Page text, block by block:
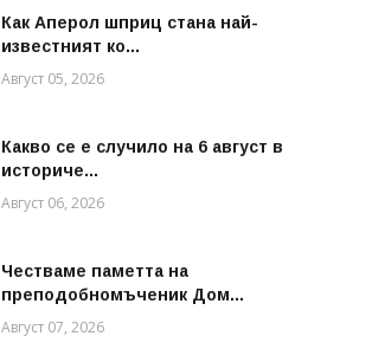
Как Аперол шприц стана най-
известният ко...
Август 05, 2026
Какво се е случило на 6 август в
историче...
Август 06, 2026
Честваме паметта на
преподобномъченик Дом...
Август 07, 2026